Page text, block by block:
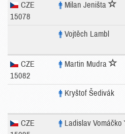
CZE
15078
Milan Jeništa
Vojtěch Lambl
CZE
15082
Martin Mudra
Kryštof Šedivák
CZE
Ladislav Vomáčko